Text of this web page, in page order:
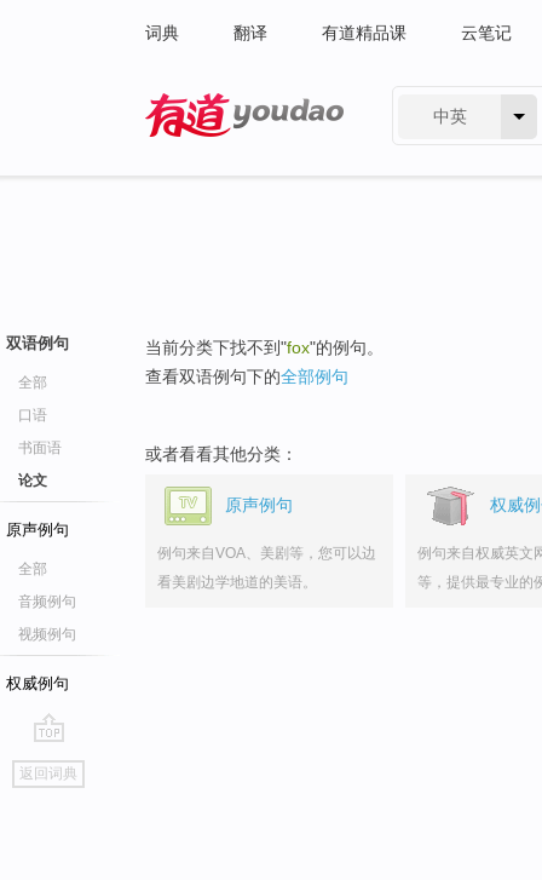
词典 翻译 有道精品课 云笔记
中英
双语例句
全部
口语
书面语
论文
原声例句
全部
音频例句
视频例句
权威例句
go
top
返回词典
当前分类下找不到"fox"的例句。
查看双语例句下的全部例句
或者看看其他分类：
原声例句
例句来自VOA、美剧等，您可以边
看美剧边学地道的美语。
权威
例句来自权威英文
等，提供最专业的